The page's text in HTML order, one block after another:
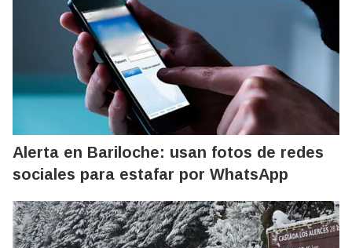
Alerta en Bariloche: usan fotos de redes
sociales para estafar por WhatsApp